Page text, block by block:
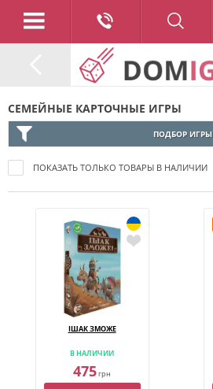
СЕМЕЙНЫЕ КАРТОЧНЫЕ ИГРЫ
ПОДБОР ИГРЫ
ПОКАЗАТЬ ТОЛЬКО ТОВАРЫ В НАЛИЧИИ
ІШАК ЗМОЖЕ
В НАЛИЧИИ
475грн